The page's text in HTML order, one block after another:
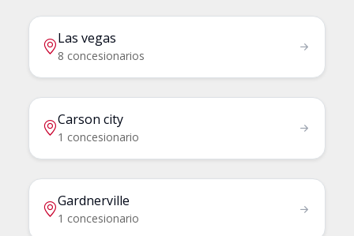
Las vegas
8 concesionarios
Carson city
1 concesionario
Gardnerville
1 concesionario